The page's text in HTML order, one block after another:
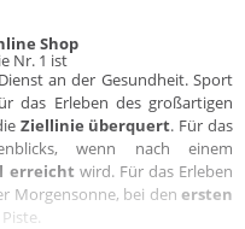
Shop
Nr. 1 ist
an der Gesundheit. Sport
das Erleben des großartigen
Ziellinie überquert. Für das
wenn nach einem
erreicht wird. Für das Erleben
Morgensonne, bei den ersten